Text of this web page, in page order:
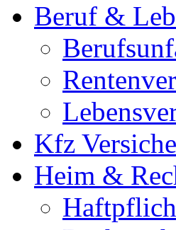
Beruf &
Kfz
Heim &